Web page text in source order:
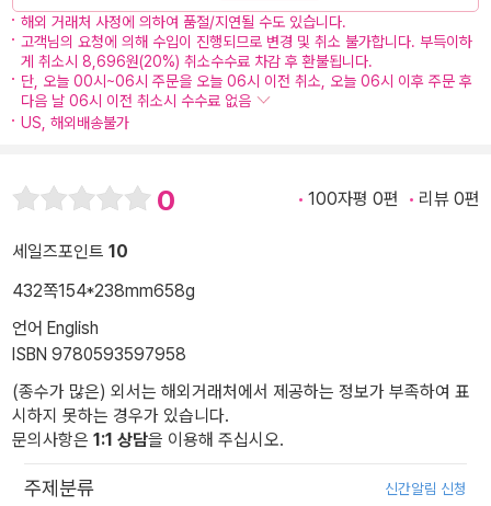
해외 거래처 사정에 의하여 품절/지연될 수도 있습니다.
고객님의 요청에 의해 수입이 진행되므로 변경 및 취소 불가합니다. 부득이하
게 취소시 8,696원(20%) 취소수수료 차감 후 환불됩니다.
단, 오늘 00시~06시 주문을 오늘 06시 이전 취소, 오늘 06시 이후 주문 후
다음 날 06시 이전 취소시 수수료 없음
US, 해외배송불가
0 100자평 0편 리뷰 0편
세일즈포인트 10
432쪽154*238mm658g
언어 English
ISBN 9780593597958
(종수가 많은) 외서는 해외거래처에서 제공하는 정보가 부족하여 표
시하지 못하는 경우가 있습니다.
문의사항은 1:1 상담을 이용해 주십시오.
주제분류 신간알림 신청